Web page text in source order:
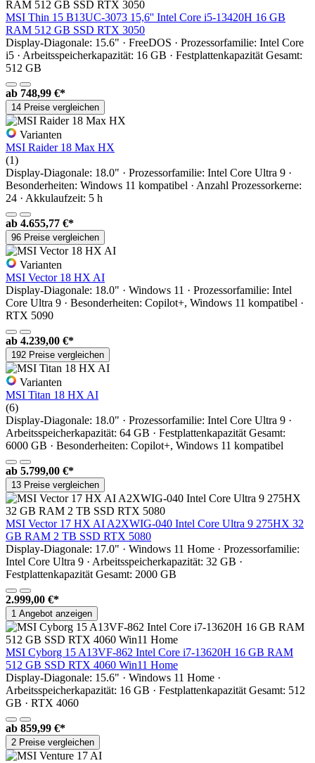
MSI Thin 15 B13UC-3073 15,6'' Intel Core i5-13420H 16 GB
RAM 512 GB SSD RTX 3050
Display-Diagonale: 15.6" · FreeDOS · Prozessorfamilie: Intel Core
i5 · Arbeitsspeicherkapazität: 16 GB · Festplattenkapazität Gesamt:
512 GB
ab 748,99 €*
14 Preise vergleichen
Varianten
MSI Raider 18 Max HX
(1)
Display-Diagonale: 18.0" · Prozessorfamilie: Intel Core Ultra 9 ·
Besonderheiten: Windows 11 kompatibel · Anzahl Prozessorkerne:
24 · Akkulaufzeit: 5 h
ab 4.655,77 €*
96 Preise vergleichen
Varianten
MSI Vector 18 HX AI
Display-Diagonale: 18.0" · Windows 11 · Prozessorfamilie: Intel
Core Ultra 9 · Besonderheiten: Copilot+, Windows 11 kompatibel ·
RTX 5090
ab 4.239,00 €*
192 Preise vergleichen
Varianten
MSI Titan 18 HX AI
(6)
Display-Diagonale: 18.0" · Prozessorfamilie: Intel Core Ultra 9 ·
Arbeitsspeicherkapazität: 64 GB · Festplattenkapazität Gesamt:
6000 GB · Besonderheiten: Copilot+, Windows 11 kompatibel
ab 5.799,00 €*
13 Preise vergleichen
MSI Vector 17 HX AI A2XWIG-040 Intel Core Ultra 9 275HX 32
GB RAM 2 TB SSD RTX 5080
Display-Diagonale: 17.0" · Windows 11 Home · Prozessorfamilie:
Intel Core Ultra 9 · Arbeitsspeicherkapazität: 32 GB ·
Festplattenkapazität Gesamt: 2000 GB
2.999,00 €*
1 Angebot anzeigen
MSI Cyborg 15 A13VF-862 Intel Core i7-13620H 16 GB RAM
512 GB SSD RTX 4060 Win11 Home
Display-Diagonale: 15.6" · Windows 11 Home ·
Arbeitsspeicherkapazität: 16 GB · Festplattenkapazität Gesamt: 512
GB · RTX 4060
ab 859,99 €*
2 Preise vergleichen